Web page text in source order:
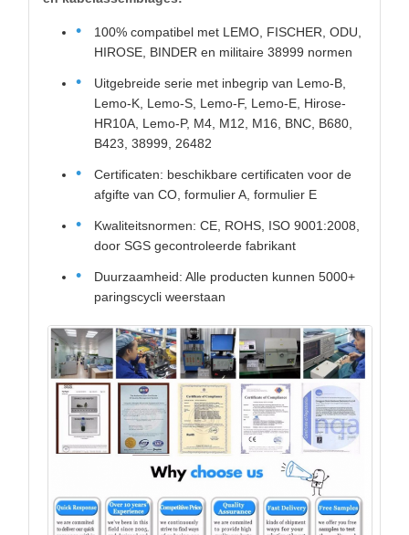
100% compatibel met LEMO, FISCHER, ODU,
HIROSE, BINDER en militaire 38999 normen
Uitgebreide serie met inbegrip van Lemo-B,
Lemo-K, Lemo-S, Lemo-F, Lemo-E, Hirose-
HR10A, Lemo-P, M4, M12, M16, BNC, B680,
B423, 38999, 26482
Certificaten: beschikbare certificaten voor de
afgifte van CO, formulier A, formulier E
Kwaliteitsnormen: CE, ROHS, ISO 9001:2008,
door SGS gecontroleerde fabrikant
Duurzaamheid: Alle producten kunnen 5000+
paringscycli weerstaan